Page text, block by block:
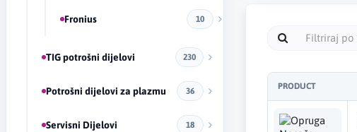
Fronius 10
TIG potrošni dijelovi 230
Potrošni dijelovi za plazmu 36
Servisni Dijelovi 18
PRODUCT